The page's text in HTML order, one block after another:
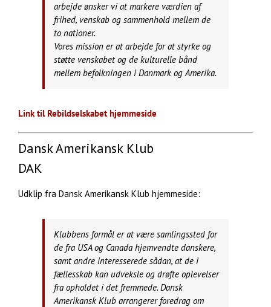
arbejde ønsker vi at markere værdien af
frihed, venskab og sammenhold mellem de
to nationer.
Vores mission er at arbejde for at styrke og
støtte venskabet og de kulturelle bånd
mellem befolkningen i Danmark og Amerika.
Link til Rebildselskabet hjemmeside
Dansk Amerikansk Klub
DAK
Udklip fra Dansk Amerikansk Klub hjemmeside:
Klubbens formål er at være samlingssted for
de fra USA og Canada hjemvendte danskere,
samt andre interesserede sådan, at de i
fællesskab kan udveksle og drøfte oplevelser
fra opholdet i det fremmede. Dansk
Amerikansk Klub arrangerer foredrag om